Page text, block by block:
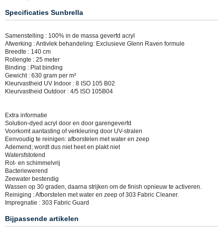
Specificaties Sunbrella
Samenstelling : 100% in de massa geverfd acryl
Afwerking : Antivlek behandeling: Exclusieve Glenn Raven formule
Breedte : 140 cm
Rollengte : 25 meter
Binding : Plat binding
Gewicht : 630 gram per m²
Kleurvastheid UV Indoor : 8 ISO 105 B02
Kleurvastheid Outdoor : 4/5 ISO 105B04
Extra informatie
Solution-dyed acryl door en door garengeverfd
Voorkomt aantasting of verkleuring door UV-stralen
Eenvoudig te reinigen: afborstelen met water en zeep
Ademend; wordt dus niet heet en plakt niet
Watersfstotend
Rot- en schimmelvrij
Bacteriewerend
Zeewater bestendig
Wassen op 30 graden, daarna strijken om de finish opnieuw te activeren.
Reiniging : Afborstelen met water en zeep of 303 Fabric Cleaner.
Impregnatie : 303 Fabric Guard
Bijpassende artikelen